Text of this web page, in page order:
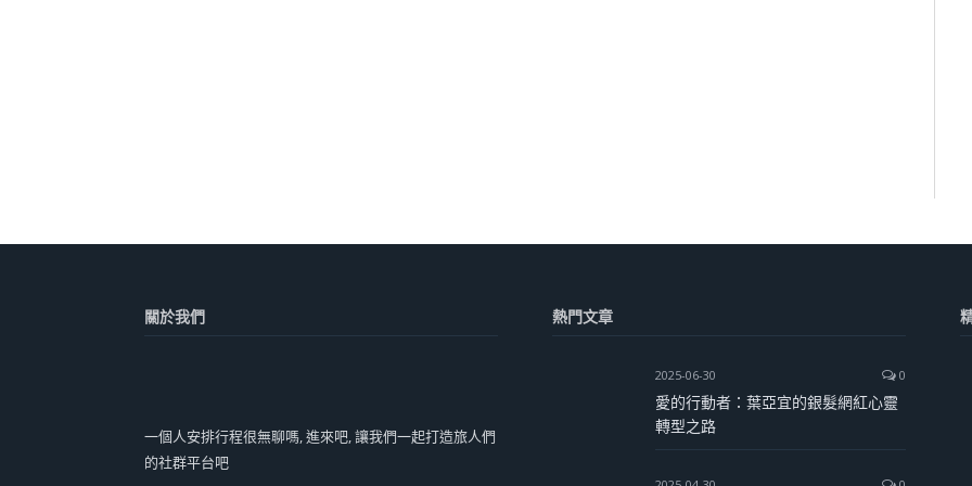
關於我們
一個人安排行程很無聊嗎, 進來吧, 讓我們一起打造旅人們
的社群平台吧
熱門文章
2025-06-30 0
愛的行動者：葉亞宜的銀髮網紅心靈
轉型之路